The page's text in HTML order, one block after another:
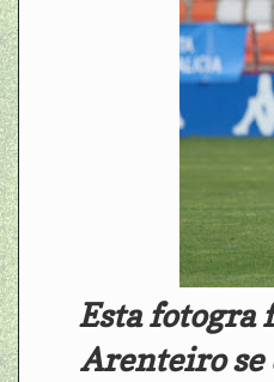
Esta fotogra
Arenteiro se